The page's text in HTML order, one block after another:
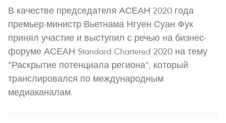
В качестве председателя АСЕАН 2020 года
премьер-министр Вьетнама Нгуен Суан Фук
принял участие и выступил с речью на бизнес-
форуме АСЕАН Standard Chartered 2020 на тему
“Раскрытие потенциала региона”, который
транслировался по международным
медиаканалам.